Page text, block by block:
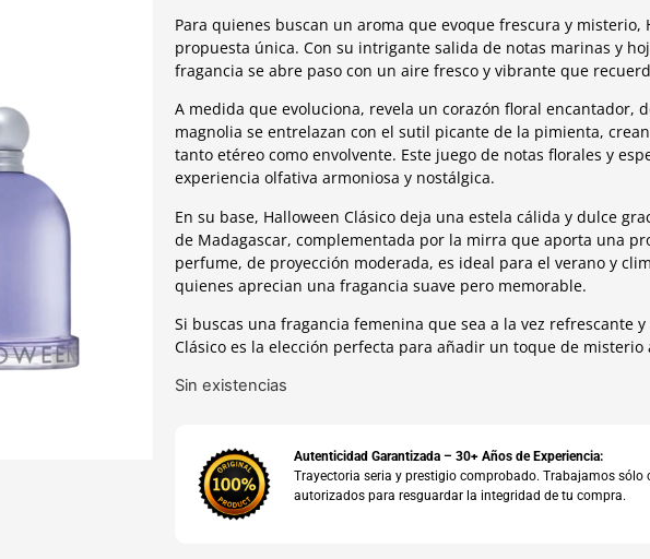
Para quienes buscan un aroma que evoque frescura y misterio,
propuesta única. Con su intrigante salida de notas marinas y
fragancia se abre paso con un aire fresco y vibrante que
A medida que evoluciona, revela un corazón floral encantador,
magnolia se entrelazan con el sutil picante de la pimienta,
tanto etéreo como envolvente. Este juego de notas florales y
experiencia olfativa armoniosa y nostálgica.
En su base, Halloween Clásico deja una estela cálida y dulce
de Madagascar, complementada por la mirra que aporta una
perfume, de proyección moderada, es ideal para el verano y
quienes aprecian una fragancia suave pero memorable.
Si buscas una fragancia femenina que sea a la vez refrescante
Clásico es la elección perfecta para añadir un toque de misterio
Sin existencias
Autenticidad Garantizada – 30+ Años de Experiencia:
Trayectoria seria y prestigio comprobado. Trabajamos sólo
autorizados para resguardar la integridad de tu compra.